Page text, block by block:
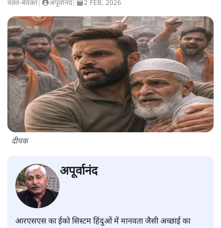
वक़्त-बेवक़्त अपूर्वानंद| 2 FEB, 2026
दीपक
अपूर्वानंद
आरएसएस का ईको सिस्टम हिंदुओं में मानवता जैसी अच्छाई का